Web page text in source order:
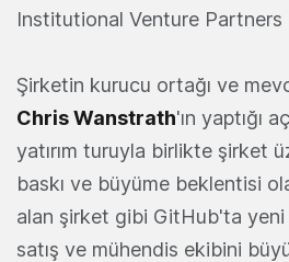
Institutional Venture Partners
Şirketin kurucu ortağı ve
Chris Wanstrath'ın yaptığı
yatırım turuyla birlikte şirket
baskı ve büyüme beklentisi
alan şirket gibi GitHub'ta yeni
satış ve mühendis ekibini